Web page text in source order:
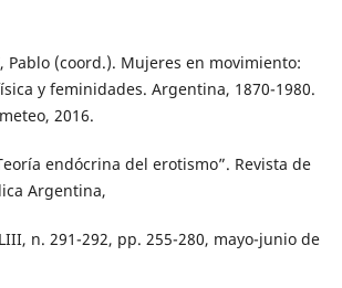
Pablo (coord.). Mujeres en movimiento:
y feminidades. Argentina, 1870-1980.
2016.
endócrina del erotismo”. Revista de
Argentina,
n. 291-292, pp. 255-280, mayo-junio de